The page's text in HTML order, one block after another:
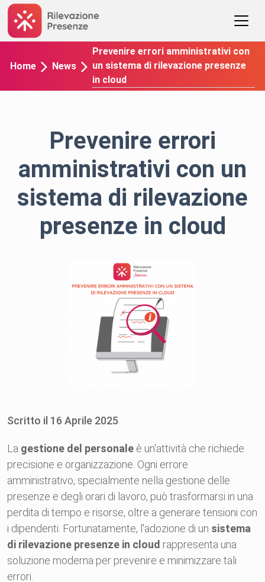
Home News
Prevenire errori amministrativi con
un sistema di rilevazione presenze
in cloud
Prevenire errori
amministrativi con un
sistema di rilevazione
presenze in cloud
Scritto il 16 Aprile 2025
La gestione del personale è un'attività che richiede
precisione e organizzazione. Ogni errore
amministrativo, specialmente nella gestione delle
presenze e degli orari di lavoro, può trasformarsi in una
perdita di tempo e risorse, oltre a generare tensioni con
i dipendenti. Fortunatamente, l'adozione di un sistema
di rilevazione presenze in cloud rappresenta una
soluzione moderna per prevenire e minimizzare tali
errori.